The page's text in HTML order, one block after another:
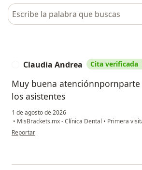
Busca en opiniones
Claudia Andrea Cita verificada
Muy buena
los asistentes
1 de agosto de 2026
• MisBrackets.mx - Clínica Dental • Primera
en opinión del usuario Claudia Andrea
Reportar